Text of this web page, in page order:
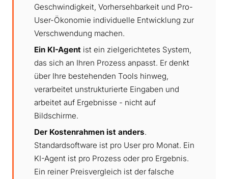
Geschwindigkeit, Vorhersehbarkeit und Pro-
User-Ökonomie individuelle Entwicklung zur
Verschwendung machen.
Ein KI-Agent ist ein zielgerichtetes System,
das sich an Ihren Prozess anpasst. Er denkt
über Ihre bestehenden Tools hinweg,
verarbeitet unstrukturierte Eingaben und
arbeitet auf Ergebnisse - nicht auf
Bildschirme.
Der Kostenrahmen ist anders.
Standardsoftware ist pro User pro Monat. Ein
KI-Agent ist pro Prozess oder pro Ergebnis.
Ein reiner Preisvergleich ist der falsche